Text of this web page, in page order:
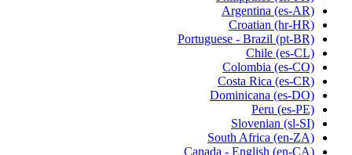
Argentina (es-AR)
Croatian (hr-HR)
Portuguese - Brazil (pt-BR)
Chile (es-CL)
Colombia (es-CO)
Costa Rica (es-CR)
Dominicana (es-DO)
Peru (es-PE)
Slovenian (sl-SI)
South Africa (en-ZA)
Canada - English (en-CA)